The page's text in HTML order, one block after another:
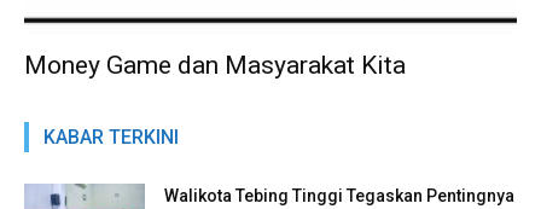
Money Game dan Masyarakat Kita
KABAR TERKINI
Walikota Tebing Tinggi Tegaskan Pentingnya